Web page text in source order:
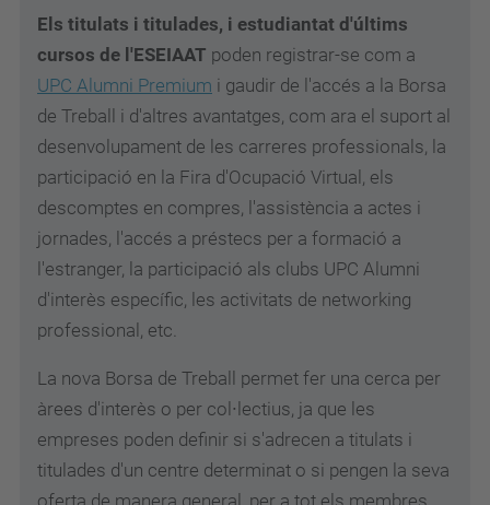
Els titulats i titulades, i estudiantat d'últims
cursos de l'ESEIAAT poden registrar-se com a
UPC Alumni Premium i gaudir de l'accés a la Borsa
de Treball i d'altres avantatges, com ara el suport al
desenvolupament de les carreres professionals, la
participació en la Fira d'Ocupació Virtual, els
descomptes en compres, l'assistència a actes i
jornades, l'accés a préstecs per a formació a
l'estranger, la participació als clubs UPC Alumni
d'interès específic, les activitats de networking
professional, etc.
La nova Borsa de Treball permet fer una cerca per
àrees d'interès o per col∙lectius, ja que les
empreses poden definir si s'adrecen a titulats i
titulades d'un centre determinat o si pengen la seva
oferta de manera general, per a tot els membres